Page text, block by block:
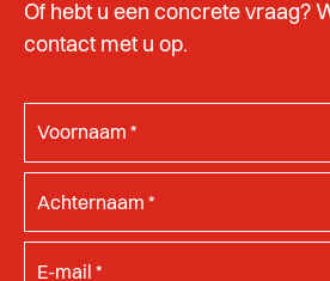
Of hebt u een concrete vraag?
contact met u op.